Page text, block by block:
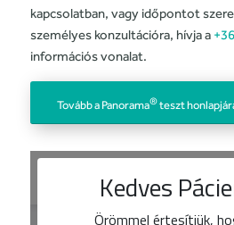
kapcsolatban, vagy időpontot
személyes konzultációra, hívja a
információs vonalat.
Tovább a Panorama®teszt